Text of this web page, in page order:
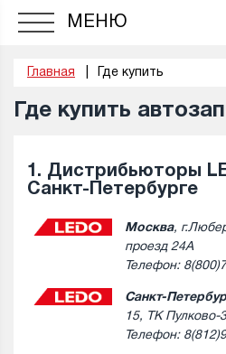
МЕНЮ
Главная Где купить
Где купить
1. Дистрибьюторы
Санкт-Петербурге
Москва,
проезд 24А
Телефон:
Санкт-
15, ТК Пулково-3
Телефон: